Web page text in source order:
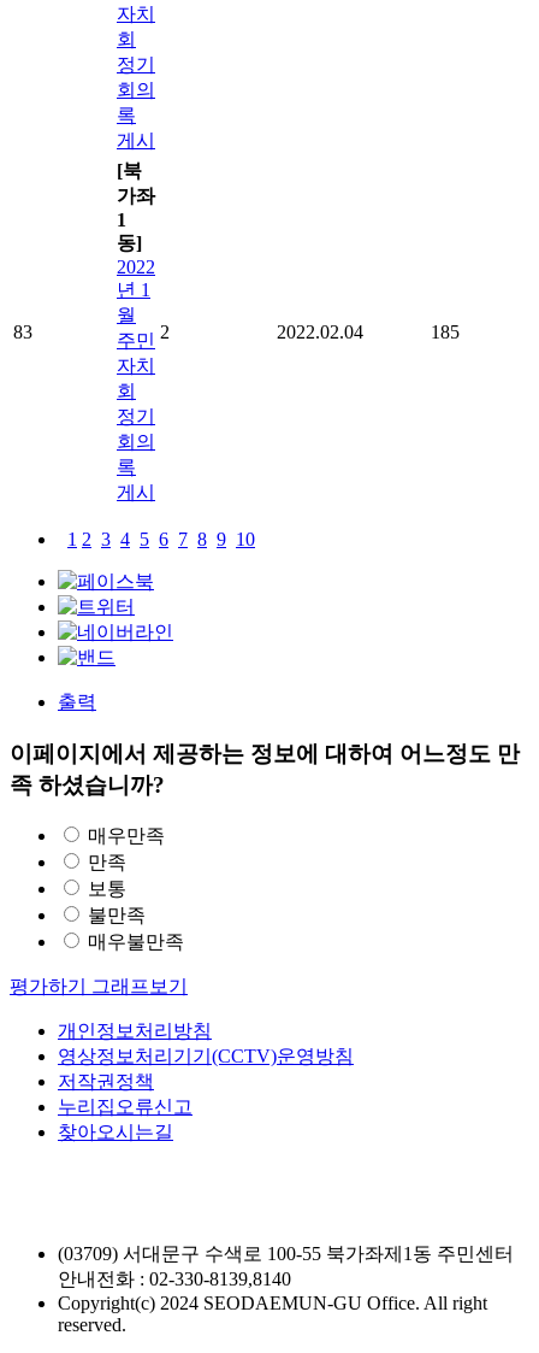
자치
회
정기
회의
록
게시
83
[북
가좌
1
동]
2022
년 1
월
주민
자치
회
정기
회의
록
게시
2 2022.02.04 185
1 2 3 4 5 6 7 8 9 10
출력
이페이지에서 제공하는 정보에 대하여 어느정도 만
족 하셨습니까?
매우만족
만족
보통
불만족
매우불만족
평가하기 그래프보기
개인정보처리방침
영상정보처리기기(CCTV)운영방침
저작권정책
누리집오류신고
찾아오시는길
(03709) 서대문구 수색로 100-55 북가좌제1동 주민센터
안내전화 : 02-330-8139,8140
Copyright(c) 2024 SEODAEMUN-GU Office. All right
reserved.